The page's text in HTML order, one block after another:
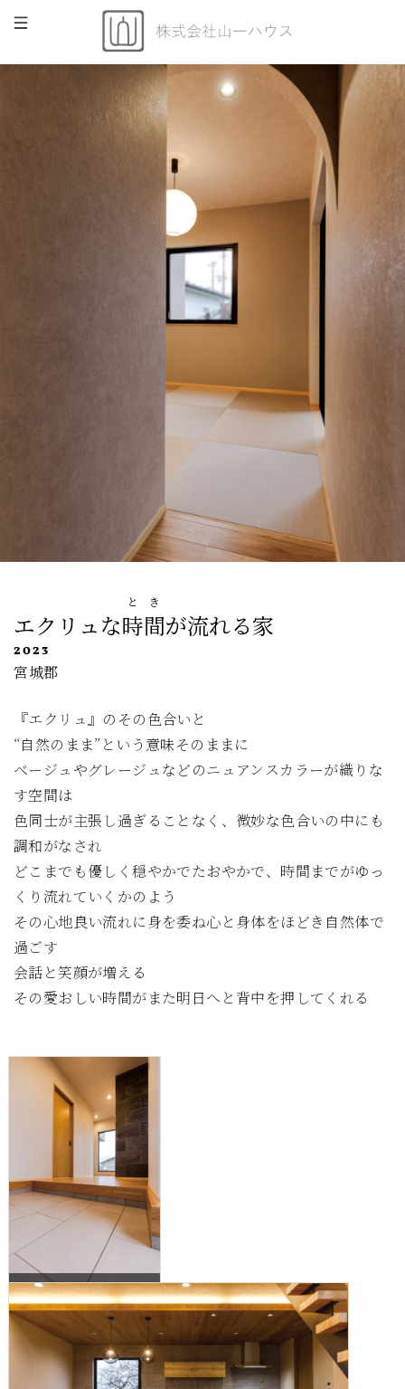
エクリュな時間
とき
が流れる家
2023
宮城郡
『エクリュ』のその色合いと
“自然のまま”という意味そのままに
ベージュやグレージュなどのニュアンスカラーが織りな
す空間は
色同士が主張し過ぎることなく、微妙な色合いの中にも
調和がなされ
どこまでも優しく穏やかでたおやかで、時間までがゆっ
くり流れていくかのよう
その心地良い流れに身を委ね心と身体をほどき自然体で
過ごす
会話と笑顔が増える
その愛おしい時間がまた明日へと背中を押してくれる